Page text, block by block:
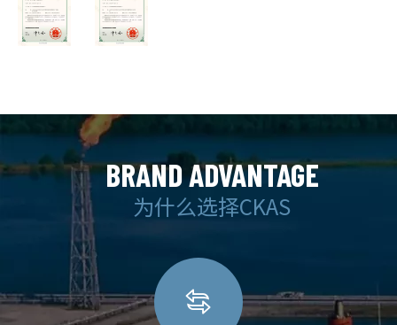
BRAND ADVANTAGE
为什么选择CKAS